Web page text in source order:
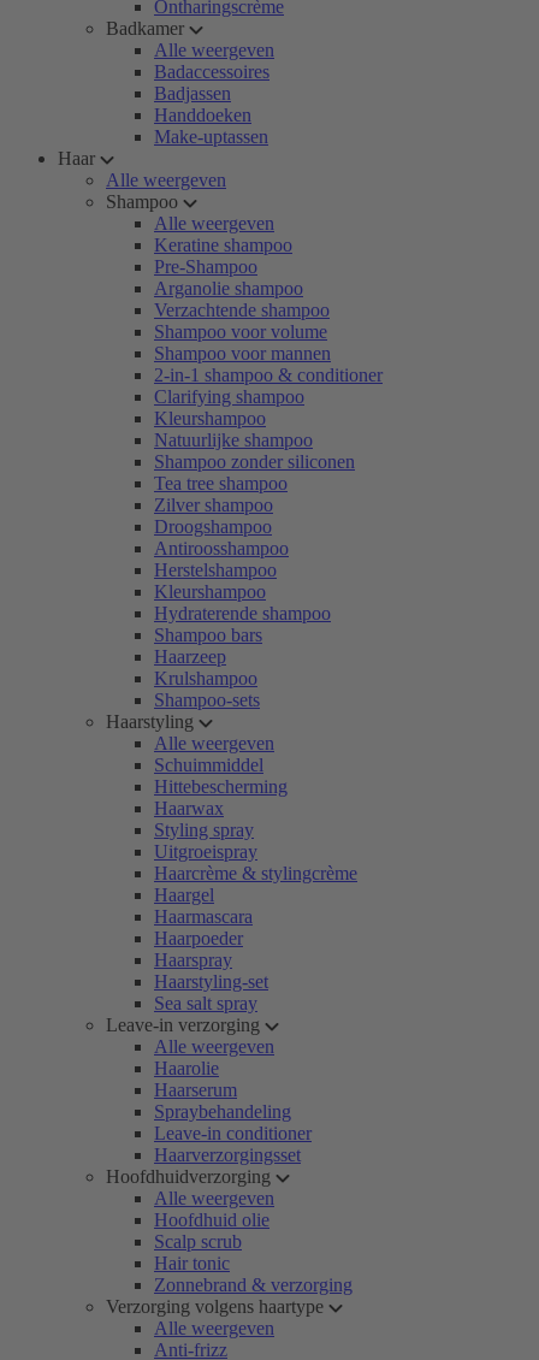
Ontharingscrème
Badkamer
Alle weergeven
Badaccessoires
Badjassen
Handdoeken
Make-uptassen
Haar
Alle weergeven
Shampoo
Alle weergeven
Keratine shampoo
Pre-Shampoo
Arganolie shampoo
Verzachtende shampoo
Shampoo voor volume
Shampoo voor mannen
2-in-1 shampoo & conditioner
Clarifying shampoo
Kleurshampoo
Natuurlijke shampoo
Shampoo zonder siliconen
Tea tree shampoo
Zilver shampoo
Droogshampoo
Antiroosshampoo
Herstelshampoo
Kleurshampoo
Hydraterende shampoo
Shampoo bars
Haarzeep
Krulshampoo
Shampoo-sets
Haarstyling
Alle weergeven
Schuimmiddel
Hittebescherming
Haarwax
Styling spray
Uitgroeispray
Haarcrème & stylingcrème
Haargel
Haarmascara
Haarpoeder
Haarspray
Haarstyling-set
Sea salt spray
Leave-in verzorging
Alle weergeven
Haarolie
Haarserum
Spraybehandeling
Leave-in conditioner
Haarverzorgingsset
Hoofdhuidverzorging
Alle weergeven
Hoofdhuid olie
Scalp scrub
Hair tonic
Zonnebrand & verzorging
Verzorging volgens haartype
Alle weergeven
Anti-frizz